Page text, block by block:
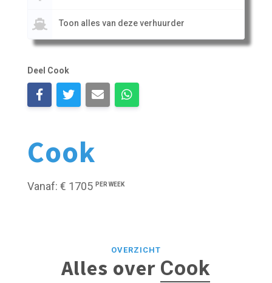
Cook
Vanaf: € 1705 PER WEEK
Toon alles van deze verhuurder
Deel Cook
OVERZICHT
Alles over Cook